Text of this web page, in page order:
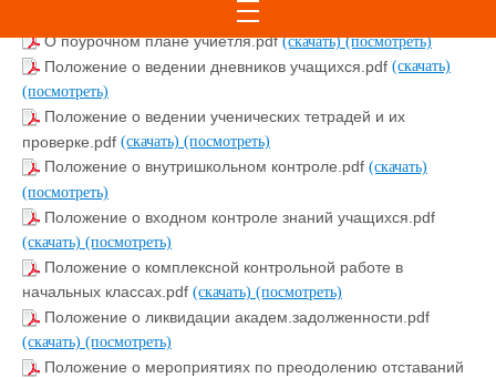
О поурочном плане учиетля.pdf(скачать)(посмотреть)
Положение о ведении дневников учащихся.pdf (скачать)
(посмотреть)
Положение о ведении ученических тетрадей и их
проверке.pdf (скачать) (посмотреть)
Положение о внутришкольном контроле.pdf (скачать)
(посмотреть)
Положение о входном контроле знаний учащихся.pdf
(скачать) (посмотреть)
Положение о комплексной контрольной работе в
начальных классах.pdf (скачать) (посмотреть)
Положение о ликвидации академ.задолженности.pdf
(скачать) (посмотреть)
Положение о мероприятиях по преодолению отставаний